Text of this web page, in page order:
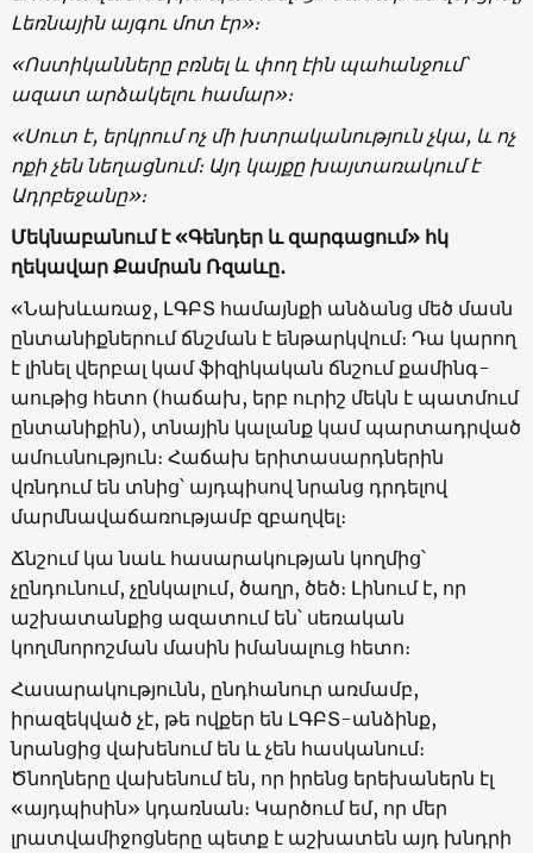
Լեռնային այգու մոտ էր»։
«Ոստիկանները բռնել և փող էին պահանջում՝
ազատ արձակելու համար»։
«Սուտ է, երկրում ոչ մի խտրականություն չկա, և ոչ
ոքի չեն նեղացնում։ Այդ կայքը խայտառակում է
Ադրբեջանը»։
Մեկնաբանում է «Գենդեր և զարգացում» հկ
ղեկավար Քամրան Ռզաևը․
«Նախևառաջ, ԼԳԲՏ համայնքի անձանց մեծ մասն
ընտանիքներում ճնշման է ենթարկվում։ Դա կարող
է լինել վերբալ կամ ֆիզիկական ճնշում քամինգ-
աութից հետո (հաճախ, երբ ուրիշ մեկն է պատմում
ընտանիքին), տնային կալանք կամ պարտադրված
ամուսնություն։ Հաճախ երիտասարդներին
վռնդում են տնից՝ այդպիսով նրանց դրդելով
մարմնավաճառությամբ զբաղվել։
Ճնշում կա նաև հասարակության կողմից՝
չընդունում, չընկալում, ծաղր, ծեծ։ Լինում է, որ
աշխատանքից ազատում են՝ սեռական
կողմնորոշման մասին իմանալուց հետո։
Հասարակությունն, ընդհանուր առմամբ,
իրազեկված չէ, թե ովքեր են ԼԳԲՏ-անձինք,
նրանցից վախենում են և չեն հասկանում։
Ծնողները վախենում են, որ իրենց երեխաներն էլ
«այդպիսին» կդառնան։ Կարծում եմ, որ մեր
լրատվամիջոցները պետք է աշխատեն այդ խնդրի